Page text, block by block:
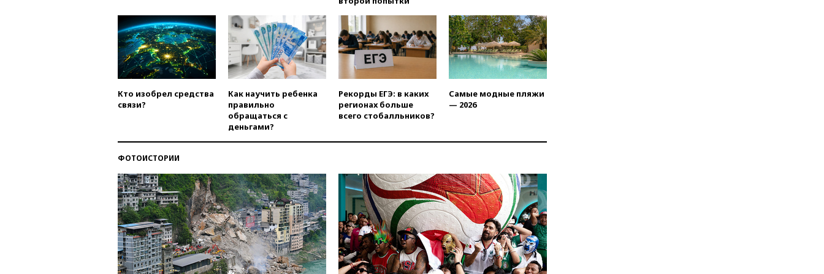
Суд взыскал почти 5 млн
рублей в пользу семьи
отравившегося в детсаду
мальчика
МИД РФ: попытки Запада
обречены на провал
02:00
химической безопасности
ракетах и системах Patriot
00:01Трамп заявил о
необходимости пополнения
арсенала США
вчера, 23:28Слуцкий призвал
признать «Яблоко»
нежелательной организацией
Кто изобрел средства
связи?
Как научить ребенка
правильно
обращаться с
деньгами?
Рекорды ЕГЭ: в каких
регионах больше
всего стобалльников?
Самые модные пляжи
— 2026
ФОТОИСТОРИИ